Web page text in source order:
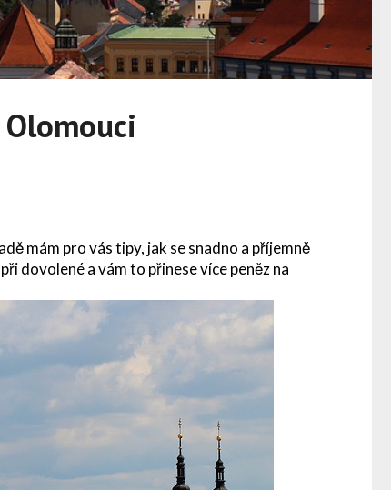
mám pro vás tipy, jak se snadno a příjemně
dovolené a vám to přinese více peněz na